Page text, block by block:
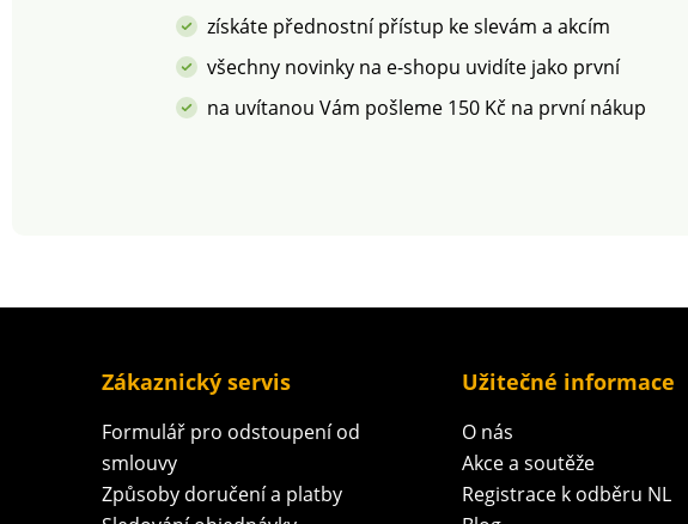
získáte přednostní přístup ke slevám a akcím
všechny novinky na e-shopu uvidíte jako první
na uvítanou Vám pošleme 150 Kč na první nákup
Zákaznický servis
Formulář pro odstoupení od
smlouvy
Způsoby doručení a platby
Užitečné informace
O nás
Akce a soutěže
Registrace k odběru NL